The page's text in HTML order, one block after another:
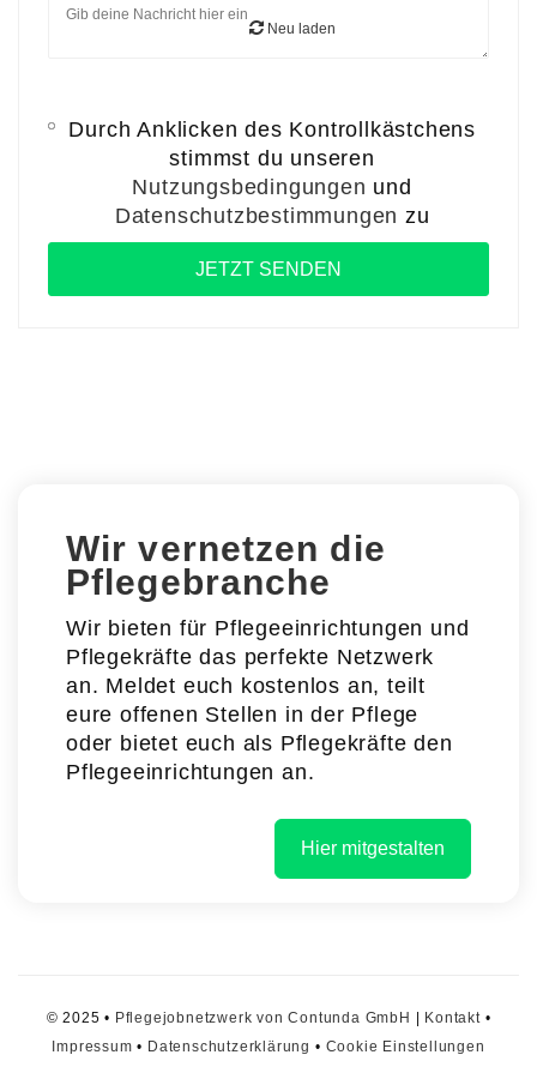
Neu laden
Durch Anklicken des Kontrollkästchens
stimmst du unseren
Nutzungsbedingungen und
Datenschutzbestimmungen zu
Wir vernetzen die
Pflegebranche
Wir bieten für Pflegeeinrichtungen und
Pflegekräfte das perfekte Netzwerk
an. Meldet euch kostenlos an, teilt
eure offenen Stellen in der Pflege
oder bietet euch als Pflegekräfte den
Pflegeeinrichtungen an.
Hier mitgestalten
© 2025 • Pflegejobnetzwerk von Contunda GmbH Kontakt•
Impressum • Datenschutzerklärung • Cookie Einstellungen